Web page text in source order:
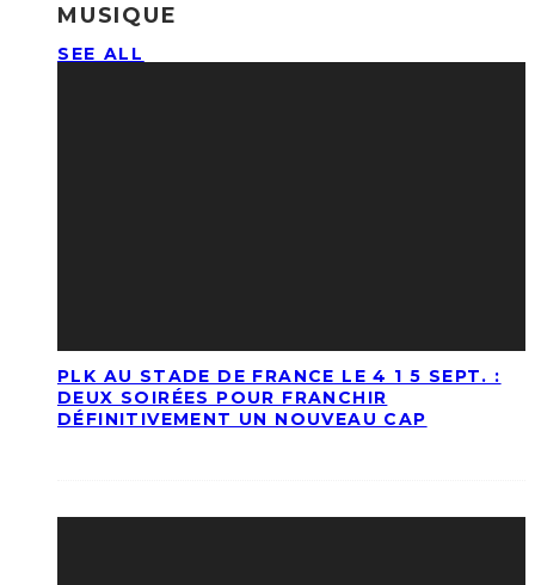
MUSIQUE
SEE ALL
PLK AU STADE DE FRANCE LE 4 1 5 SEPT. :
DEUX SOIRÉES POUR FRANCHIR
DÉFINITIVEMENT UN NOUVEAU CAP